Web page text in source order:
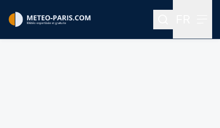
Rechercher